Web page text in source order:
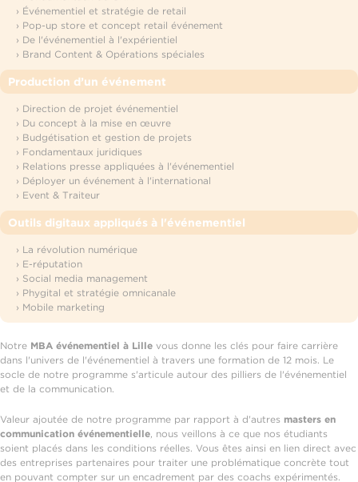
› Événementiel et stratégie de retail
› Pop-up store et concept retail événement
› De l'événementiel à l'expérientiel
› Brand Content & Opérations spéciales
Production d’un événement​
› Direction de projet événementiel
› Du concept à la mise en œuvre
› Budgétisation et gestion de projets
› Fondamentaux juridiques
› Relations presse appliquées à l'événementiel
› Déployer un événement à l'international
› Event & Traiteur
Outils digitaux appliqués à l'événementiel
› La révolution numérique
› E-réputation
› Social media management
› Phygital et stratégie omnicanale
› Mobile marketing
Notre MBA événementiel à Lille vous donne les clés pour faire carrière
dans l'univers de l'événementiel à travers une formation de 12 mois. Le
socle de notre programme s'articule autour des pilliers de l'événementiel
et de la communication.
Valeur ajoutée de notre programme par rapport à d'autres masters en
communication événementielle, nous veillons à ce que nos étudiants
soient placés dans les conditions réelles. Vous êtes ainsi en lien direct avec
des entreprises partenaires pour traiter une problématique concrète tout
en pouvant compter sur un encadrement par des coachs expérimentés.